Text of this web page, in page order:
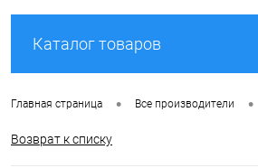
Каталог товаров
Главная страница • Все производители •
Возврат к списку